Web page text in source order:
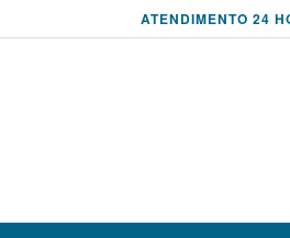
ATENDIMENTO 24